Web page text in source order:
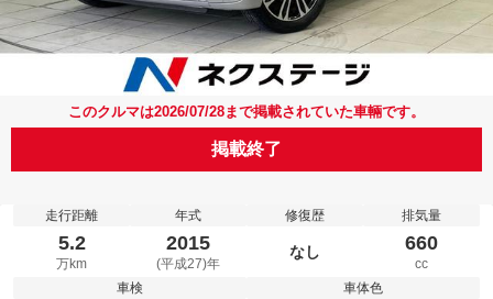
このクルマは2026/07/28まで掲載されていた車輛です。
掲載終了
走行距離
5.2
万km
年式
2015
(平成27)年
修復歴
なし
排気量
660
cc
車検
車体色